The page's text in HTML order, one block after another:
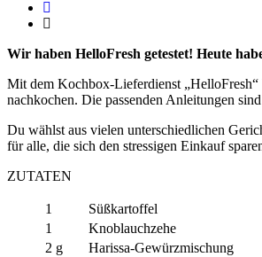
Wir haben HelloFresh getestet! Heute
Mit dem Kochbox-Lieferdienst „HelloFresh“
nachkochen. Die passenden Anleitungen
Du wählst aus vielen unterschiedlichen
für alle, die sich den stressigen Einkauf
ZUTATEN
1
Süßkartoffel
1
Knoblauchzehe
2 g
Harissa-Gewürzmischung